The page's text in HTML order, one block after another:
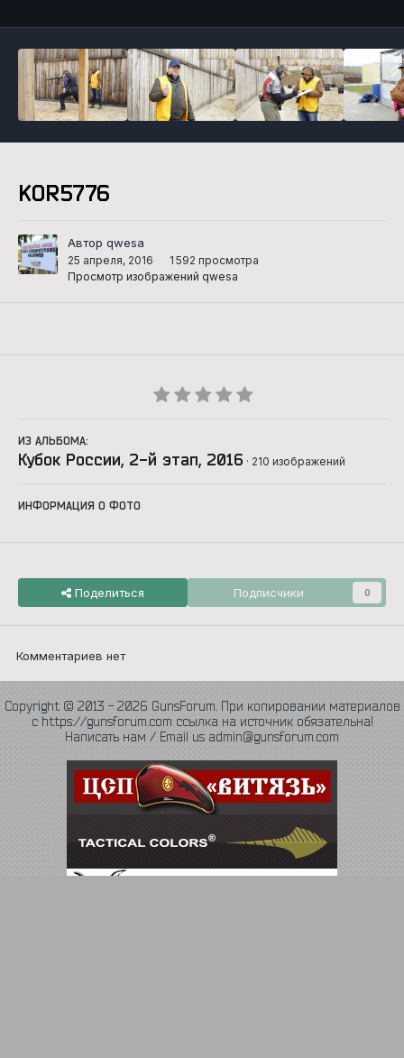
KOR5776
Автор qwesa
25 апреля, 2016
1 592 просмотра
Просмотр изображений qwesa
ИЗ АЛЬБОМА:
Кубок России, 2-й этап, 2016 · 210 изображений
ИНФОРМАЦИЯ О ФОТО
Поделиться Подписчики 0
Комментариев нет
Copyright © 2013 - 2026 GunsForum. При копировании материалов
с https://gunsforum.com ссылка на источник обязательна!
Написать нам / Email us admin@gunsforum.com